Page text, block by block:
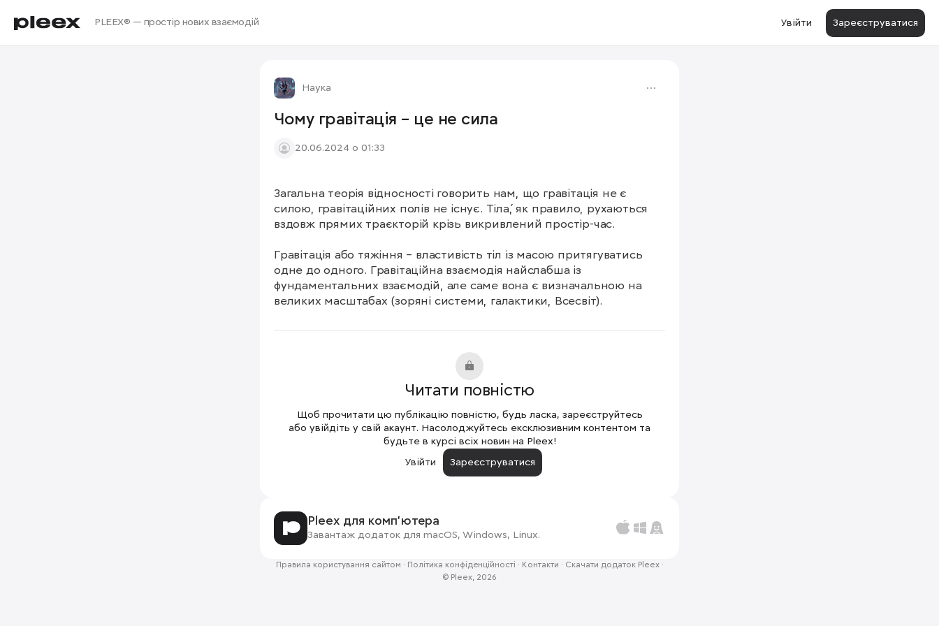
PLEEX® — простір нових взаємодій Увійти Зареєструватися
Наука
Чому гравітація – це не сила
20.06.2024 о 01:33
Загальна теорія відносності говорить нам, що гравітація не є
силою, гравітаційних полів не існує. Тіла́, як правило, рухаються
вздовж прямих траєкторій крізь викривлений простір-час.
Гравітація або тяжіння – властивість тіл із масою притягуватись
одне до одного. Гравітаційна взаємодія найслабша із
фундаментальних взаємодій, але саме вона є визначальною на
великих масштабах (зоряні системи, галактики, Всесвіт).
Читати повністю
Щоб прочитати цю публікацію повністю, будь ласка, зареєструйтесь
або увійдіть у свій акаунт. Насолоджуйтесь ексклюзивним контентом та
будьте в курсі всіх новин на Pleex!
Увійти
Зареєструватися
Pleex для комп'ютера
Завантаж додаток для macOS, Windows, Linux.
Правила користування сайтом · Політика конфіденційності · Контакти · Скачати додаток Pleex·
© Pleex, 2026